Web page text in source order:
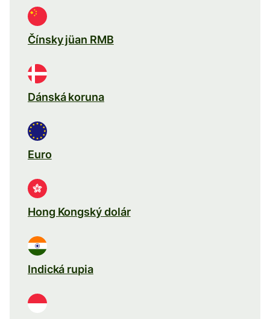
Čínsky jüan RMB
Dánská koruna
Euro
Hong Kongský dolár
Indická rupia